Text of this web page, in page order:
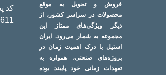
فروش و تحویل به موقع
محصولات در سراسر کشور، از
دیگر ویژگی‌های ممتاز این
مجموعه به شمار می‌رود. ایران
استیل با درک اهمیت زمان در
پروژه‌های صنعتی، همواره به
تعهدات زمانی خود پایبند بوده
کد